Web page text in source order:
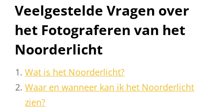
Veelgestelde Vragen over
het Fotograferen van het
Noorderlicht
Wat is het Noorderlicht?
Waar en wanneer kan ik het Noorderlicht
zien?